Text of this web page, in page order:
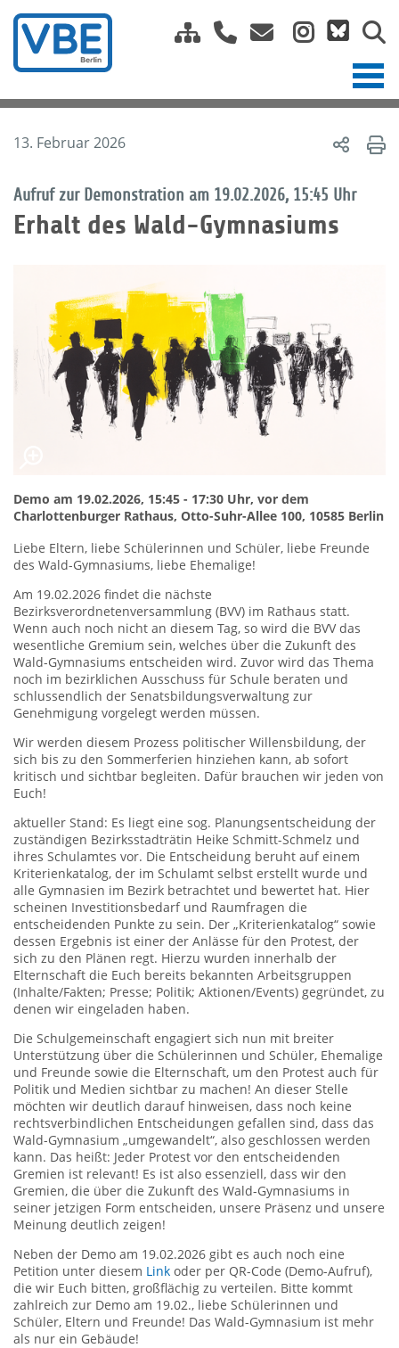
13. Februar 2026
Aufruf zur Demonstration am 19.02.2026, 15:45 Uhr
Erhalt des Wald-Gymnasiums
Demo am 19.02.2026, 15:45 - 17:30 Uhr, vor dem
Charlottenburger Rathaus, Otto-Suhr-Allee 100, 10585 Berlin
Liebe Eltern, liebe Schülerinnen und Schüler, liebe Freunde
des Wald-Gymnasiums, liebe Ehemalige!
Am 19.02.2026 findet die nächste
Bezirksverordnetenversammlung (BVV) im Rathaus statt.
Wenn auch noch nicht an diesem Tag, so wird die BVV das
wesentliche Gremium sein, welches über die Zukunft des
Wald-Gymnasiums entscheiden wird. Zuvor wird das Thema
noch im bezirklichen Ausschuss für Schule beraten und
schlussendlich der Senatsbildungsverwaltung zur
Genehmigung vorgelegt werden müssen.
Wir werden diesem Prozess politischer Willensbildung, der
sich bis zu den Sommerferien hinziehen kann, ab sofort
kritisch und sichtbar begleiten. Dafür brauchen wir jeden von
Euch!
aktueller Stand: Es liegt eine sog. Planungsentscheidung der
zuständigen Bezirksstadträtin Heike Schmitt-Schmelz und
ihres Schulamtes vor. Die Entscheidung beruht auf einem
Kriterienkatalog, der im Schulamt selbst erstellt wurde und
alle Gymnasien im Bezirk betrachtet und bewertet hat. Hier
scheinen Investitionsbedarf und Raumfragen die
entscheidenden Punkte zu sein. Der „Kriterienkatalog“ sowie
dessen Ergebnis ist einer der Anlässe für den Protest, der
sich zu den Plänen regt. Hierzu wurden innerhalb der
Elternschaft die Euch bereits bekannten Arbeitsgruppen
(Inhalte/Fakten; Presse; Politik; Aktionen/Events) gegründet, zu
denen wir eingeladen haben.
Die Schulgemeinschaft engagiert sich nun mit breiter
Unterstützung über die Schülerinnen und Schüler, Ehemalige
und Freunde sowie die Elternschaft, um den Protest auch für
Politik und Medien sichtbar zu machen! An dieser Stelle
möchten wir deutlich darauf hinweisen, dass noch keine
rechtsverbindlichen Entscheidungen gefallen sind, dass das
Wald-Gymnasium „umgewandelt“, also geschlossen werden
kann. Das heißt: Jeder Protest vor den entscheidenden
Gremien ist relevant! Es ist also essenziell, dass wir den
Gremien, die über die Zukunft des Wald-Gymnasiums in
seiner jetzigen Form entscheiden, unsere Präsenz und unsere
Meinung deutlich zeigen!
Neben der Demo am 19.02.2026 gibt es auch noch eine
Petition unter diesem Link oder per QR-Code (Demo-Aufruf),
die wir Euch bitten, großflächig zu verteilen. Bitte kommt
zahlreich zur Demo am 19.02., liebe Schülerinnen und
Schüler, Eltern und Freunde! Das Wald-Gymnasium ist mehr
als nur ein Gebäude!